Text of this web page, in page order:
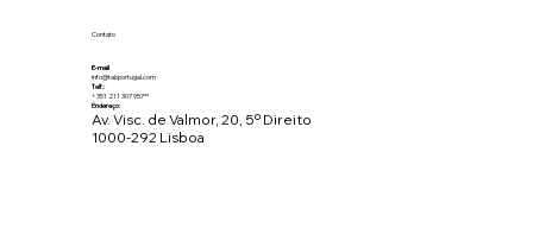
Contato
E-mail
info@tabportugal.com
Telf.:
+351 211 307 957**
Endereço:
Av. Visc. de Valmor, 20, 5º Direito
1000-292 Lisboa